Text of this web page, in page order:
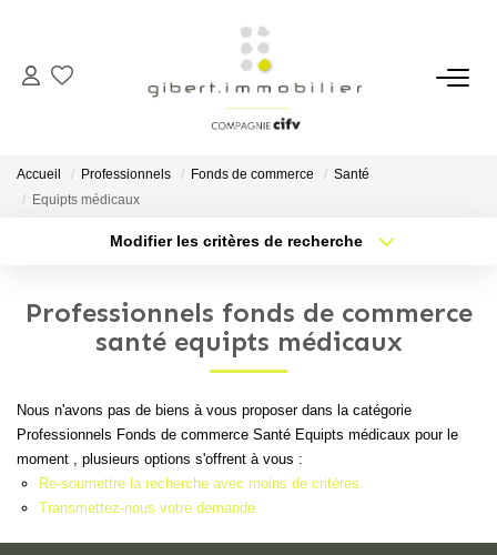
ACHETER
Maisons
Locaux Professionnels
Immeubles
Terrains
LOUER
Appartements
Locaux Professionnels
Accueil Professionnels Fonds de commerce
Santé
Equipts médicaux
Modifier les critères de recherche
Sélectionnez...
Type de bien
Nb pièces min.
Créer une alerte
Professionnels fonds de commerce
santé equipts médicaux
Nous n'avons pas de biens à vous proposer dans la catégorie
Professionnels Fonds de commerce Santé Equipts médicaux pour le
moment , plusieurs options s'offrent à vous :
Re-soumettre la recherche avec moins de critères.
Transmettez-nous votre demande